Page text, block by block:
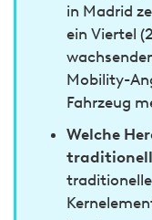
in Madrid
ein Viertel
Mobility-
Fahrzeug
Welche
traditionelle